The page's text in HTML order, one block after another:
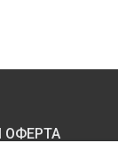
ОФЕРТА